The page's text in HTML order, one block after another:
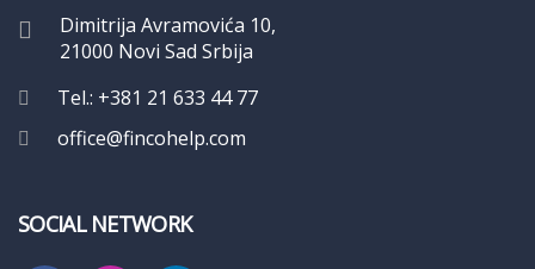
Dimitrija Avramovića 10,
21000 Novi Sad Srbija
Tel.: +381 21 633 44 77
office@fincohelp.com
SOCIAL NETWORK